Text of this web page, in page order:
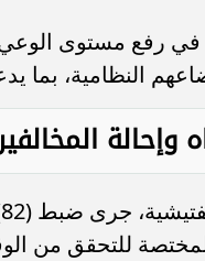
رفع مستوى الوعي
النظامية، بما
وإحالة
للتحقق من